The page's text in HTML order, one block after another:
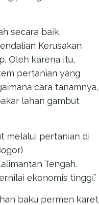
secara baik,
Kerusakan
Oleh karena itu,
pertanian yang
cara tanamnya,
lahan gambut
melalui pertanian di
Tengah.
ekonomis tinggi.”
baku permen karet